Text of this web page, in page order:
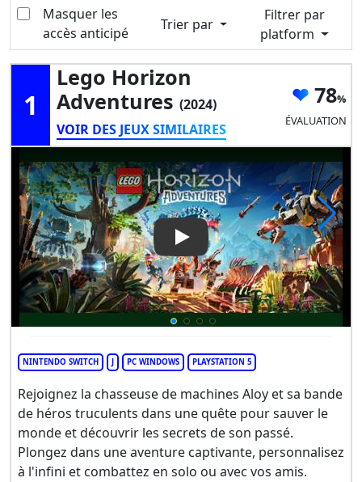
Masquer les
accès anticipé
Trier par
Filtrer par
platform
1
Lego Horizon
Adventures (2024)
VOIR DES JEUX SIMILAIRES
78
ÉVALUATION
Play Video: Lego Horizon
NINTENDO SWITCH PC WINDOWS PLAYSTATION 5
Rejoignez la chasseuse de machines Aloy et sa bande
de héros truculents dans une quête pour sauver le
monde et découvrir les secrets de son passé.
Plongez dans une aventure captivante, personnalisez
à l'infini et combattez en solo ou avec vos amis.